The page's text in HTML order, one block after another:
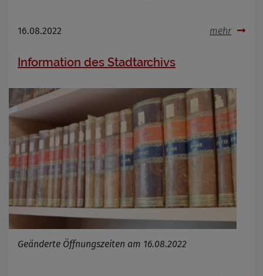
16.08.2022 mehr
Information des Stadtarchivs
Geänderte Öffnungszeiten am 16.08.2022